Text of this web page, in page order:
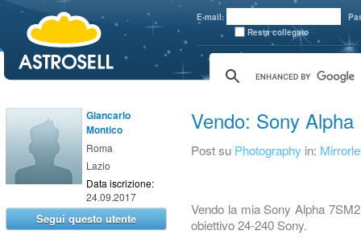
E-mail:
Resta collegato
Giancarlo
Montico
Roma
Lazio
Data iscrizione:
24.09.2017
Segui questo utente
Vendo: Sony
Post su Photography in:
Vendo la mia Sony Alpha
obiettivo 24-240 Sony.